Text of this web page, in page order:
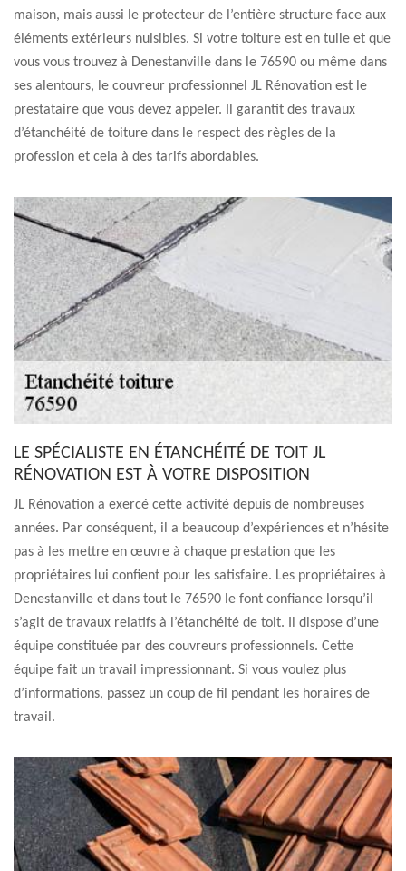
maison, mais aussi le protecteur de l’entière structure face aux
éléments extérieurs nuisibles. Si votre toiture est en tuile et que
vous vous trouvez à Denestanville dans le 76590 ou même dans
ses alentours, le couvreur professionnel JL Rénovation est le
prestataire que vous devez appeler. Il garantit des travaux
d’étanchéité de toiture dans le respect des règles de la
profession et cela à des tarifs abordables.
LE SPÉCIALISTE EN ÉTANCHÉITÉ DE TOIT JL
RÉNOVATION EST À VOTRE DISPOSITION
JL Rénovation a exercé cette activité depuis de nombreuses
années. Par conséquent, il a beaucoup d’expériences et n’hésite
pas à les mettre en œuvre à chaque prestation que les
propriétaires lui confient pour les satisfaire. Les propriétaires à
Denestanville et dans tout le 76590 le font confiance lorsqu’il
s’agit de travaux relatifs à l’étanchéité de toit. Il dispose d’une
équipe constituée par des couvreurs professionnels. Cette
équipe fait un travail impressionnant. Si vous voulez plus
d’informations, passez un coup de fil pendant les horaires de
travail.